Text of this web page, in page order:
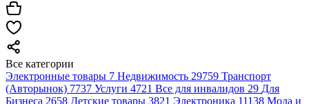
Все категории
Электронные товары 7 Недвижимость 29759 Транспорт
(Авторынок) 7737 Услуги 4721 Все для инвалидов 29 Для
Бизнеса 2658 Детские товары 3821 Электроника 11138 Мода и